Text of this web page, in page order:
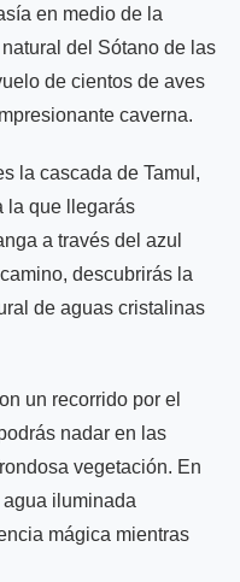
en medio de la
del Sótano de las
de cientos de aves
caverna.
la cascada de Tamul,
la que llegarás
a través del azul
descubrirás la
de aguas cristalinas
un recorrido por el
nadar en las
vegetación. En
iluminada
mágica mientras